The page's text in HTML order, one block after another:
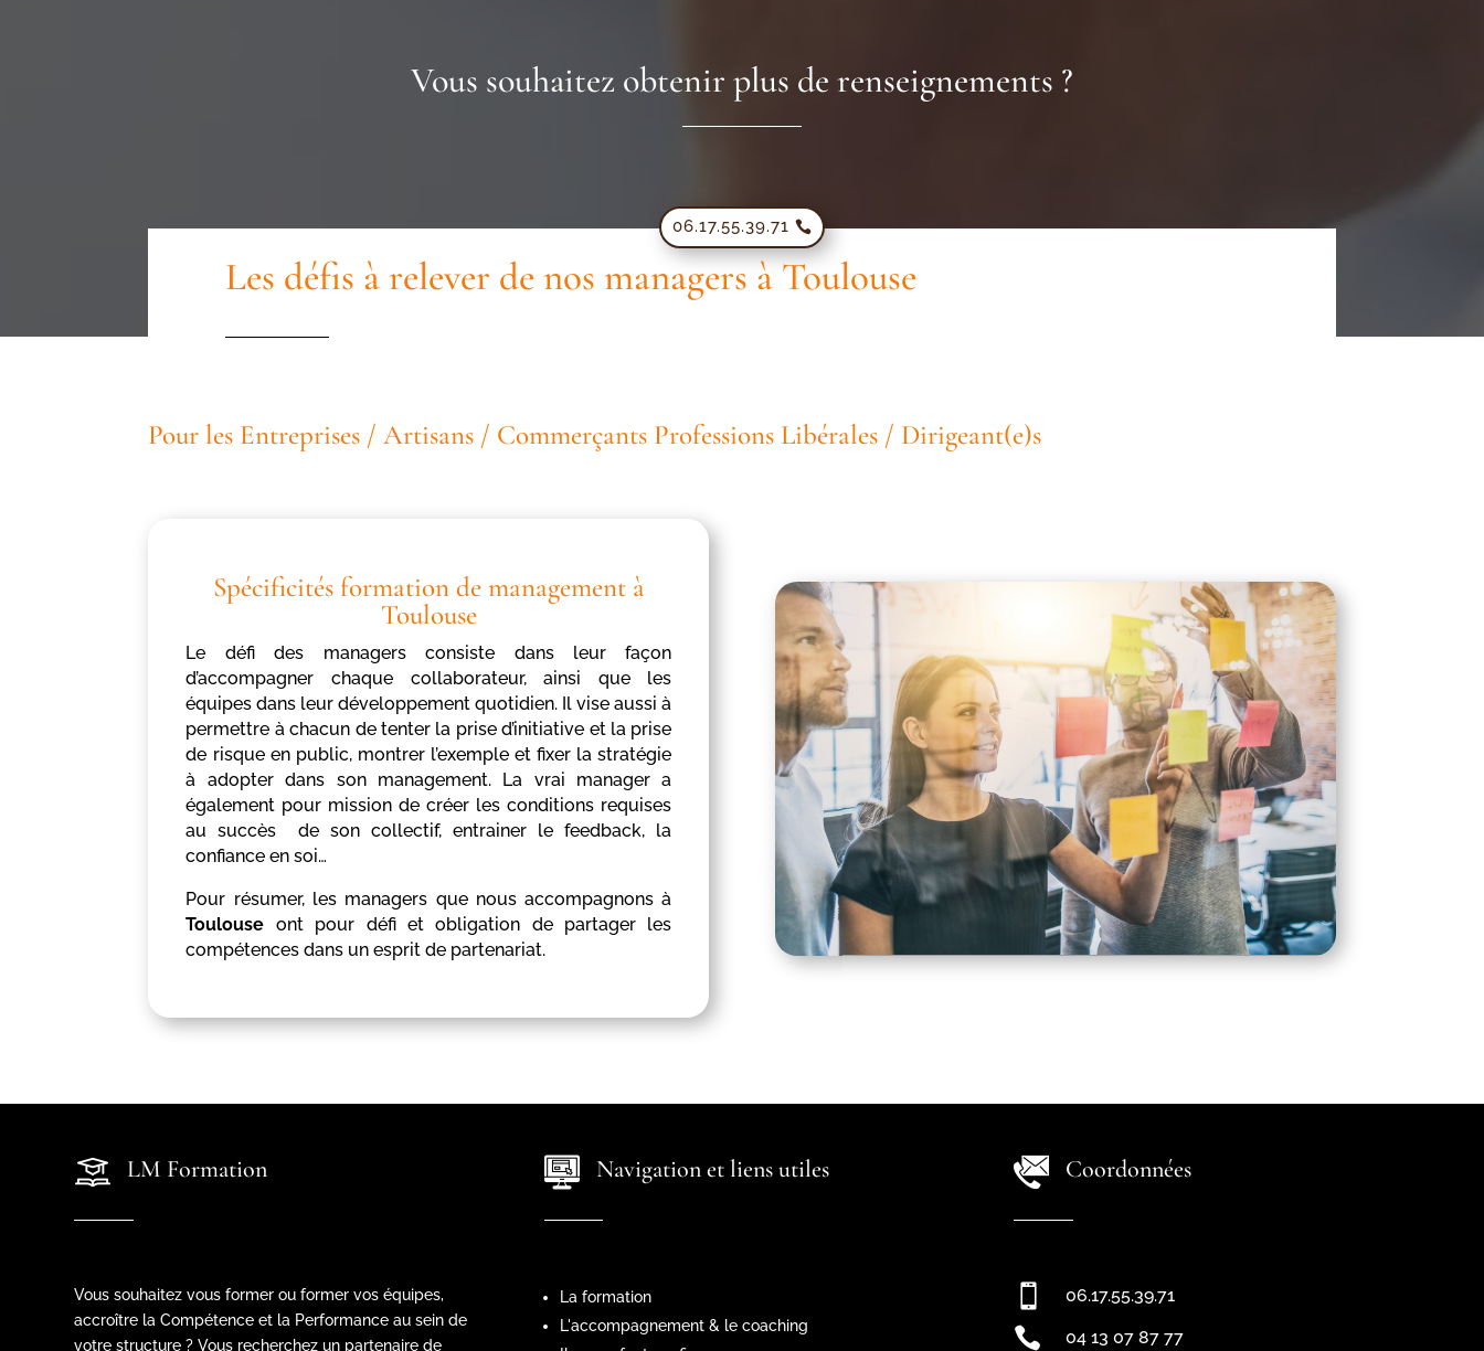
Vous souhaitez obtenir plus de renseignements ?
06.17.55.39.71
Les défis à relever de nos managers à Toulouse
Pour les Entreprises / Artisans / Commerçants Professions Libérales / Dirigeant(e)s
Spécificités formation de management à
Toulouse
Le défi des managers consiste dans leur façon
d’accompagner chaque collaborateur, ainsi que les
équipes dans leur développement quotidien. Il vise aussi à
permettre à chacun de tenter la prise d’initiative et la prise
de risque en public, montrer l’exemple et fixer la stratégie
à adopter dans son management. La vrai manager a
également pour mission de créer les conditions requises
au succès de son collectif, entrainer le feedback, la
confiance en soi…
Pour résumer, les managers que nous accompagnons à
Toulouse ont pour défi et obligation de partager les
compétences dans un esprit de partenariat.
LM Formation
Vous souhaitez vous former ou former vos équipes,
accroître la Compétence et la Performance au sein de
votre structure ? Vous recherchez un partenaire de
Navigation et liens utiles
La formation
L'accompagnement & le coaching
Coordonnées
 06.17.55.39.71
 04 13 07 87 77